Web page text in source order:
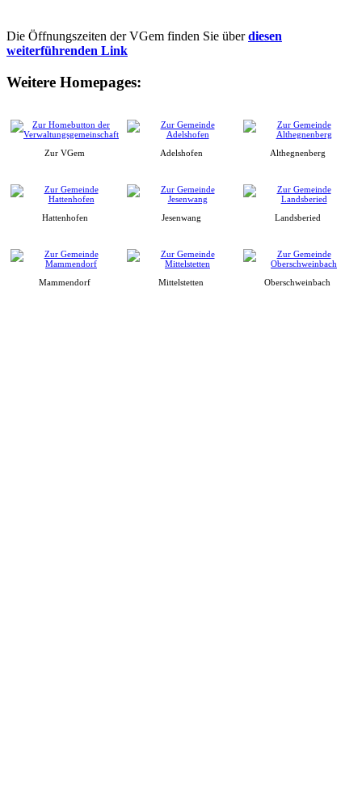
Die Öffnungszeiten der VGem finden Sie überdiesen
weiterführenden Link
Weitere Homepages:
Zur VGem Adelshofen Althegnenberg
Hattenhofen Jesenwang Landsberied
Mammendorf Mittelstetten Oberschweinbach